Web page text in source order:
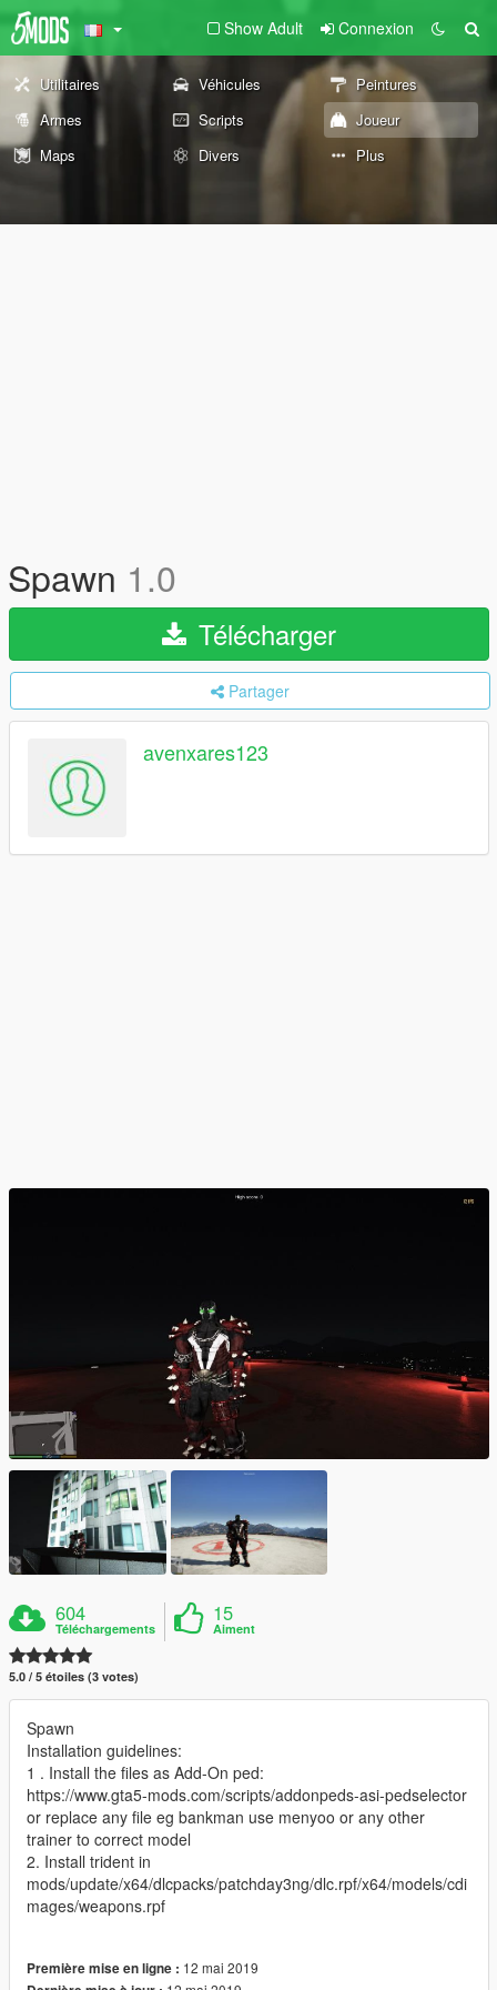
Show Adult Connexion
Utilitaires Véhicules
Peintures
Armes
Scripts
Joueur
Maps
Divers Plus
Spawn 1.0
Télécharger
Partager
avenxares123
604
Téléchargements
15
Aiment
5.0 / 5 étoiles (3 votes)
Spawn
Installation guidelines:
1 . Install the files as Add-On ped:
https://www.gta5-mods.com/scripts/addonpeds-asi-pedselector
or replace any file eg bankman use menyoo or any other
trainer to correct model
2. Install trident in
mods/update/x64/dlcpacks/patchday3ng/dlc.rpf/x64/models/cdi
mages/weapons.rpf
Première mise en ligne : 12 mai 2019